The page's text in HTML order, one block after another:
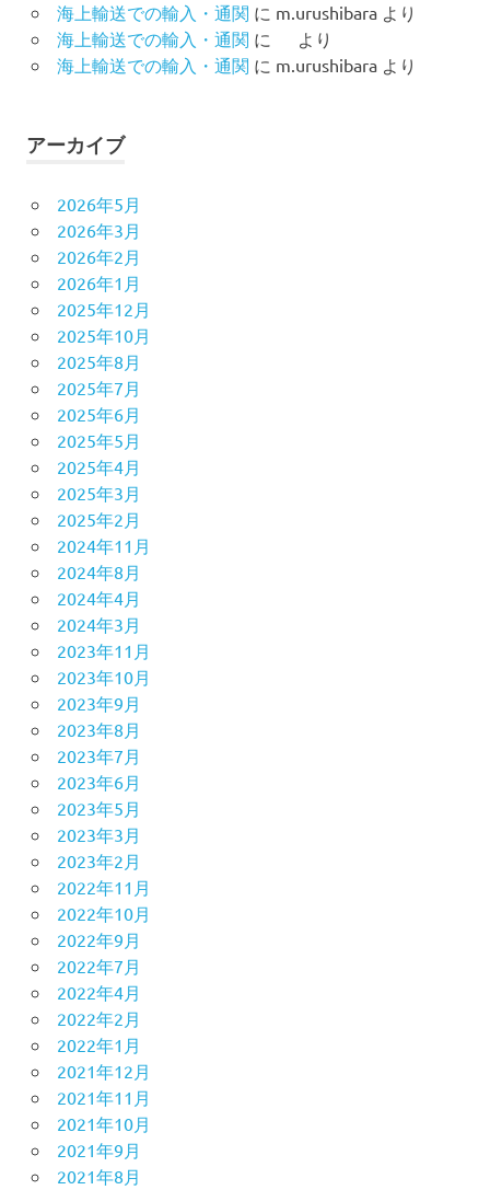
海上輸送での輸入・通関 に m.urushibaraより
海上輸送での輸入・通関 に
より
海上輸送での輸入・通関 に m.urushibaraより
アーカイブ
2026年5月
2026年3月
2026年2月
2026年1月
2025年12月
2025年10月
2025年8月
2025年7月
2025年6月
2025年5月
2025年4月
2025年3月
2025年2月
2024年11月
2024年8月
2024年4月
2024年3月
2023年11月
2023年10月
2023年9月
2023年8月
2023年7月
2023年6月
2023年5月
2023年3月
2023年2月
2022年11月
2022年10月
2022年9月
2022年7月
2022年4月
2022年2月
2022年1月
2021年12月
2021年11月
2021年10月
2021年9月
2021年8月